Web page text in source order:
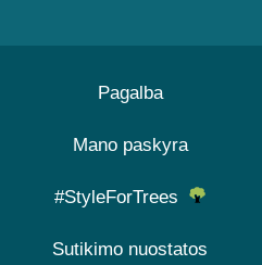
Pagalba
Mano paskyra
#StyleForTrees
Sutikimo nuostatos